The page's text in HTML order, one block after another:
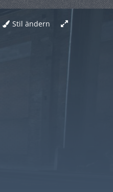
Stil ändern